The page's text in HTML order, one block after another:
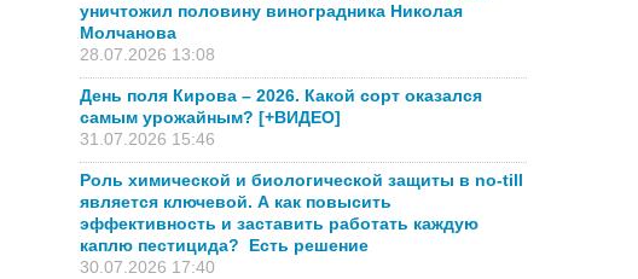
уничтожил половину виноградника Николая
Молчанова
28.07.2026 13:08
День поля Кирова – 2026. Какой сорт оказался
самым урожайным? [+ВИДЕО]
31.07.2026 15:46
Роль химической и биологической защиты в no-till
является ключевой. А как повысить
эффективность и заставить работать каждую
каплю пестицида? Есть решение
30.07.2026 17:40